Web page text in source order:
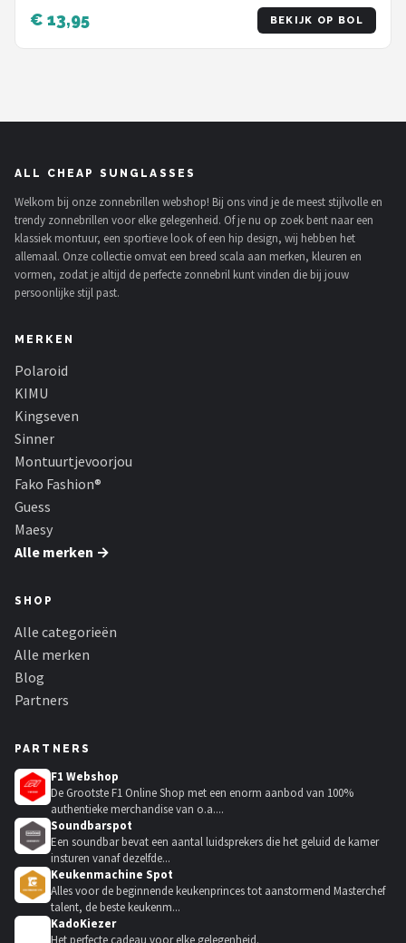
€ 13,95 BEKIJK OP BOL
ALL CHEAP SUNGLASSES
Welkom bij onze zonnebrillen webshop! Bij ons vind je de meest stijlvolle en
trendy zonnebrillen voor elke gelegenheid. Of je nu op zoek bent naar een
klassiek montuur, een sportieve look of een hip design, wij hebben het
allemaal. Onze collectie omvat een breed scala aan merken, kleuren en
vormen, zodat je altijd de perfecte zonnebril kunt vinden die bij jouw
persoonlijke stijl past.
MERKEN
Polaroid
KIMU
Kingseven
Sinner
Montuurtjevoorjou
Fako Fashion®
Guess
Maesy
Alle merken →
SHOP
Alle categorieën
Alle merken
Blog
Partners
PARTNERS
F1 Webshop
De Grootste F1 Online Shop met een enorm aanbod van 100%
authentieke merchandise van o.a....
Soundbarspot
Een soundbar bevat een aantal luidsprekers die het geluid de kamer
insturen vanaf dezelfde...
Keukenmachine Spot
Alles voor de beginnende keukenprinces tot aanstormend Masterchef
talent, de beste keukenm...
KadoKiezer
Het perfecte cadeau voor elke gelegenheid.